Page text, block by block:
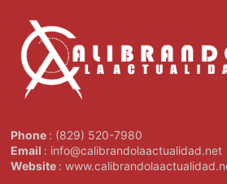
Phone : (829) 520-7980
Email : info@calibrandolaactualidad.net
Website :